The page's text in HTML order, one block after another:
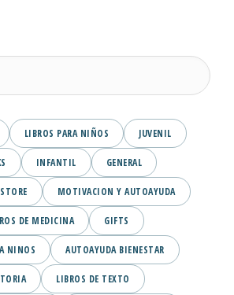
LIBROS PARA NIÑOS JUVENIL
INFANTIL GENERAL
MOTIVACION Y AUTOAYUDA
DE MEDICINA GIFTS
NINOS AUTOAYUDA BIENESTAR
LIBROS DE TEXTO